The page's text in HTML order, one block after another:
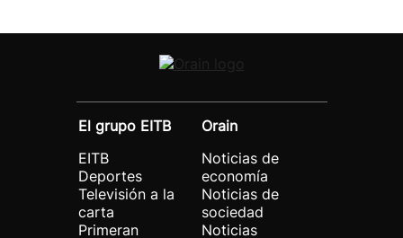
El grupo EITB
EITB
Deportes
Televisión a la
carta
Primeran
Orain
Noticias de
economía
Noticias de
sociedad
Noticias